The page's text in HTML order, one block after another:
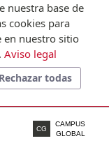
CG
CAMPUS
GLOBAL
nuestra base de
cookies para
en nuestro sitio
Aviso legal
Rechazar todas